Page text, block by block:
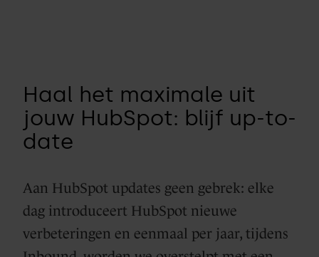
Haal het maximale uit
jouw HubSpot: blijf up-to-
date
Aan HubSpot updates geen gebrek: elke
dag introduceert HubSpot nieuwe
verbeteringen en eenmaal per jaar, tijdens